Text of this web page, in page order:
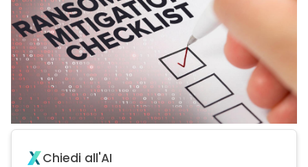
Chiedi all'AI